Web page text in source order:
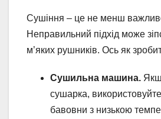
Сушіння – це не менш
Неправильний підхід може
м’яких рушників. Ось як
Сушильна машина.
сушарка,
бавовни з низькою